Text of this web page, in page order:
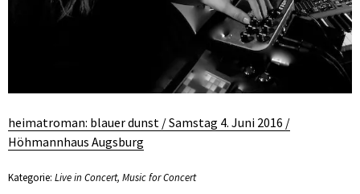
heimatroman: blauer dunst / Samstag 4. Juni 2016 /
Höhmannhaus Augsburg
Kategorie: Live in Concert, Music for Concert